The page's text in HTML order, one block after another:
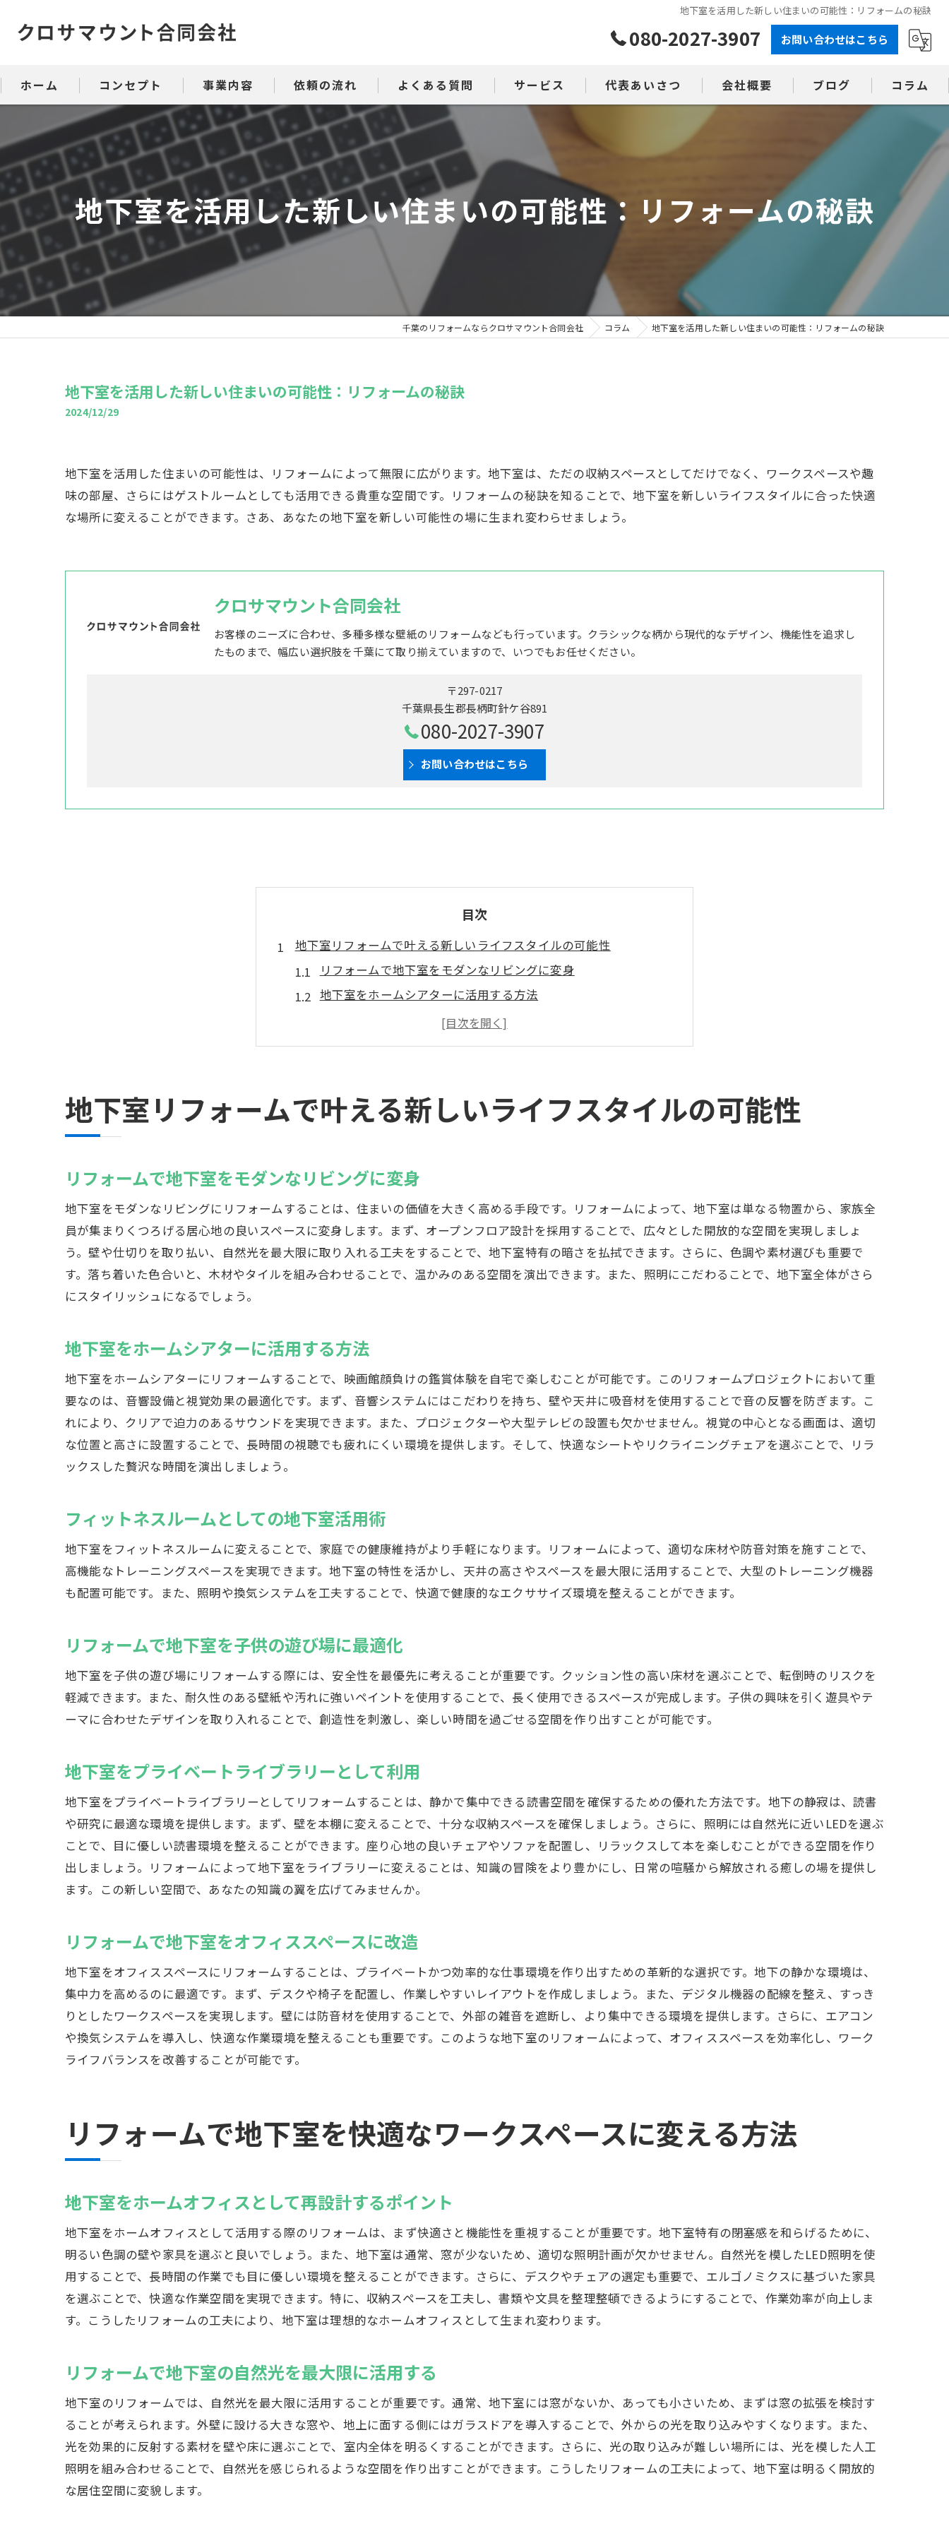
地下室を活用した新しい住まいの可能性：リフォームの秘訣
080-2027-3907 お問い合わせはこちら
ホーム コンセプト 事業内容 依頼の流れ よくある質問 サービス
原状回復工事
壁紙
床
代表あいさつ 会社概要 ブログ コラム
地下室を活用した新しい住まいの可能性：リフォームの秘訣
千葉のリフォームならクロサマウント合同会社 コラム 地下室を活用した新しい住まいの可能性：リフォームの秘訣
地下室を活用した新しい住まいの可能性：リフォームの秘訣
2024/12/29
地下室を活用した住まいの可能性は、リフォームによって無限に広がります。地下室は、ただの収納スペースとしてだけでなく、ワークスペースや趣
味の部屋、さらにはゲストルームとしても活用できる貴重な空間です。リフォームの秘訣を知ることで、地下室を新しいライフスタイルに合った快適
な場所に変えることができます。さあ、あなたの地下室を新しい可能性の場に生まれ変わらせましょう。
クロサマウント合同会社
お客様のニーズに合わせ、多種多様な壁紙のリフォームなども行っています。クラシックな柄から現代的なデザイン、機能性を追求し
たものまで、幅広い選択肢を千葉にて取り揃えていますので、いつでもお任せください。
〒297-0217
千葉県長生郡長柄町針ケ谷891
080-2027-3907
お問い合わせはこちら
目次
地下室リフォームで叶える新しいライフスタイルの可能性
リフォームで地下室をモダンなリビングに変身
地下室をホームシアターに活用する方法
フィットネスルームとしての地下室活用術
リフォームで地下室を子供の遊び場に最適化
リフォームで地下室をオフィススペースに改造
リフォームで地下室を快適なワークスペースに変える方法
リフォームで地下室の自然光を最大限に活用する
防音対策で地下室を集中できる空間に
地下室オフィスのための効率的な収納アイデア
快適な作業環境を作るための空調システムの選び方
地下室にパーソナルスペースを確保する方法
音楽スタジオを地下室に設置するコツ
カスタムバーを地下室に作る方法
地下室をペットフレンドリーな空間に
リフォームで地下室をクリエイティブスペースに
リフォームで地下室にプライベートバスルームを追加
空間を広く見せるための地下室デザインテクニック
地下室をゲスト用スイートにリフォームする方法
リフォームで地下室を多機能スペースに変えるポイント
リフォームで地下室をファミリーエンターテインメントルームに
地下室をイベントスペースとして活用
多目的スペースとしての地下室リフォームの秘訣
地下室をホームジムとオフィスの両方に利用
地下室リフォームで実現するスタイリッシュな空間作り
リフォームで地下室にモダンな内装を取り入れる
地下室を洗練されたデザイン空間に変える方法
スタイリッシュな照明で地下室を明るくする
リフォームで地下室にデザイン性の高い家具を配置
リフォームで地下室が生まれ変わる！新たな活用法を紹介
地下室をリフォームで最新のホームテクノロジー対応に
地下室をリラクゼーションスペースに変える方法
地下室をグリーンルームにリフォームするアイデア
地下室をホームシアターにして家の価値をアップ
地下室を収益性のある賃貸スペースに変える
地下室の改装で家全体のデザイン性を向上
地下室をエネルギー効率の良い空間にする方法
リフォームで地下室を高級感あふれるスペースに
地下室リフォームで叶える新しいライフスタイルの可能性
リフォームで地下室をモダンなリビングに変身
地下室をモダンなリビングにリフォームすることは、住まいの価値を大きく高める手段です。リフォームによって、地下室は単なる物置から、家族全
員が集まりくつろげる居心地の良いスペースに変身します。まず、オープンフロア設計を採用することで、広々とした開放的な空間を実現しましょ
う。壁や仕切りを取り払い、自然光を最大限に取り入れる工夫をすることで、地下室特有の暗さを払拭できます。さらに、色調や素材選びも重要で
す。落ち着いた色合いと、木材やタイルを組み合わせることで、温かみのある空間を演出できます。また、照明にこだわることで、地下室全体がさら
にスタイリッシュになるでしょう。
地下室をホームシアターに活用する方法
地下室をホームシアターにリフォームすることで、映画館顔負けの鑑賞体験を自宅で楽しむことが可能です。このリフォームプロジェクトにおいて重
要なのは、音響設備と視覚効果の最適化です。まず、音響システムにはこだわりを持ち、壁や天井に吸音材を使用することで音の反響を防ぎます。こ
れにより、クリアで迫力のあるサウンドを実現できます。また、プロジェクターや大型テレビの設置も欠かせません。視覚の中心となる画面は、適切
な位置と高さに設置することで、長時間の視聴でも疲れにくい環境を提供します。そして、快適なシートやリクライニングチェアを選ぶことで、リラ
ックスした贅沢な時間を演出しましょう。
フィットネスルームとしての地下室活用術
地下室をフィットネスルームに変えることで、家庭での健康維持がより手軽になります。リフォームによって、適切な床材や防音対策を施すことで、
高機能なトレーニングスペースを実現できます。地下室の特性を活かし、天井の高さやスペースを最大限に活用することで、大型のトレーニング機器
も配置可能です。また、照明や換気システムを工夫することで、快適で健康的なエクササイズ環境を整えることができます。
リフォームで地下室を子供の遊び場に最適化
地下室を子供の遊び場にリフォームする際には、安全性を最優先に考えることが重要です。クッション性の高い床材を選ぶことで、転倒時のリスクを
軽減できます。また、耐久性のある壁紙や汚れに強いペイントを使用することで、長く使用できるスペースが完成します。子供の興味を引く遊具やテ
ーマに合わせたデザインを取り入れることで、創造性を刺激し、楽しい時間を過ごせる空間を作り出すことが可能です。
地下室をプライベートライブラリーとして利用
地下室をプライベートライブラリーとしてリフォームすることは、静かで集中できる読書空間を確保するための優れた方法です。地下の静寂は、読書
や研究に最適な環境を提供します。まず、壁を本棚に変えることで、十分な収納スペースを確保しましょう。さらに、照明には自然光に近いLEDを選ぶ
ことで、目に優しい読書環境を整えることができます。座り心地の良いチェアやソファを配置し、リラックスして本を楽しむことができる空間を作り
出しましょう。リフォームによって地下室をライブラリーに変えることは、知識の冒険をより豊かにし、日常の喧騒から解放される癒しの場を提供し
ます。この新しい空間で、あなたの知識の翼を広げてみませんか。
リフォームで地下室をオフィススペースに改造
地下室をオフィススペースにリフォームすることは、プライベートかつ効率的な仕事環境を作り出すための革新的な選択です。地下の静かな環境は、
集中力を高めるのに最適です。まず、デスクや椅子を配置し、作業しやすいレイアウトを作成しましょう。また、デジタル機器の配線を整え、すっき
りとしたワークスペースを実現します。壁には防音材を使用することで、外部の雑音を遮断し、より集中できる環境を提供します。さらに、エアコン
や換気システムを導入し、快適な作業環境を整えることも重要です。このような地下室のリフォームによって、オフィススペースを効率化し、ワーク
ライフバランスを改善することが可能です。
リフォームで地下室を快適なワークスペースに変える方法
地下室をホームオフィスとして再設計するポイント
地下室をホームオフィスとして活用する際のリフォームは、まず快適さと機能性を重視することが重要です。地下室特有の閉塞感を和らげるために、
明るい色調の壁や家具を選ぶと良いでしょう。また、地下室は通常、窓が少ないため、適切な照明計画が欠かせません。自然光を模したLED照明を使
用することで、長時間の作業でも目に優しい環境を整えることができます。さらに、デスクやチェアの選定も重要で、エルゴノミクスに基づいた家具
を選ぶことで、快適な作業空間を実現できます。特に、収納スペースを工夫し、書類や文具を整理整頓できるようにすることで、作業効率が向上しま
す。こうしたリフォームの工夫により、地下室は理想的なホームオフィスとして生まれ変わります。
リフォームで地下室の自然光を最大限に活用する
地下室のリフォームでは、自然光を最大限に活用することが重要です。通常、地下室には窓がないか、あっても小さいため、まずは窓の拡張を検討す
ることが考えられます。外壁に設ける大きな窓や、地上に面する側にはガラスドアを導入することで、外からの光を取り込みやすくなります。また、
光を効果的に反射する素材を壁や床に選ぶことで、室内全体を明るくすることができます。さらに、光の取り込みが難しい場所には、光を模した人工
照明を組み合わせることで、自然光を感じられるような空間を作り出すことができます。こうしたリフォームの工夫によって、地下室は明るく開放的
な居住空間に変貌します。